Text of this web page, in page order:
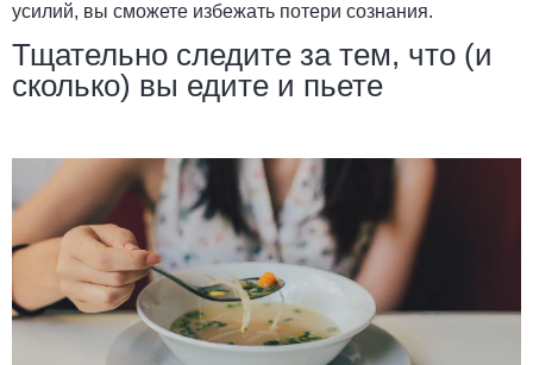
усилий, вы сможете избежать потери сознания.
Тщательно следите за тем, что (и
сколько) вы едите и пьете